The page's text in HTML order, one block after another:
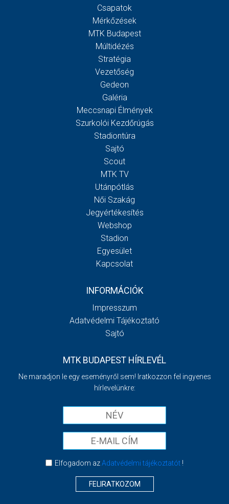
Csapatok
Mérkőzések
MTK Budapest
Múltidézés
Stratégia
Vezetőség
Gedeon
Galéria
Meccsnapi Élmények
Szurkolói Kezdőrúgás
Stadiontúra
Sajtó
Scout
MTK TV
Utánpótlás
Női Szakág
Jegyértékesítés
Webshop
Stadion
Egyesület
Kapcsolat
INFORMÁCIÓK
Impresszum
Adatvédelmi Tájékoztató
Sajtó
MTK BUDAPEST HÍRLEVÉL
Ne maradjon le egy eseményről sem! Iratkozzon fel ingyenes
hírlevelünkre:
Elfogadom azAdatvédelmi tájékoztatót!
FELIRATKOZOM